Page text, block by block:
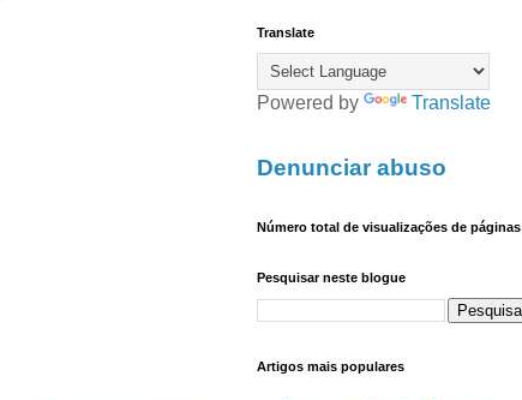
Translate
Powered by Translate
Denunciar abuso
Número total de visualizações de páginas
Pesquisar neste blogue
Artigos mais populares